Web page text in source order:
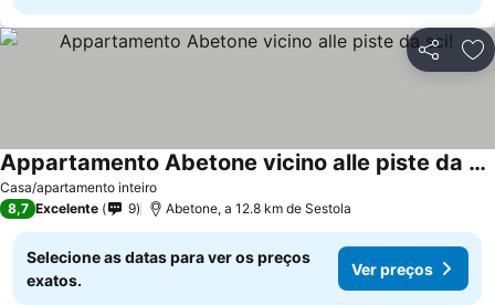
Partilhar
Casa/apartamento inteiro
Appartamento Abetone vicino alle piste da sci!
8,7 Excelente 9 Abetone, a 12.8 km de Sestola
Selecione as datas para ver os preços
exatos.
Ver preços